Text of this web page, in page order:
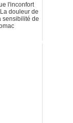
l'inconfort
douleur de
sensibilité de